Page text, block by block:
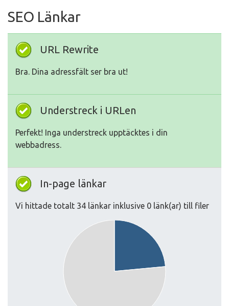
SEO Länkar
URL Rewrite
Bra. Dina adressfält ser bra ut!
Understreck i URLen
Perfekt! Inga understreck upptäcktes i din
webbadress.
In-page länkar
Vi hittade totalt 34 länkar inklusive 0 länk(ar) till filer